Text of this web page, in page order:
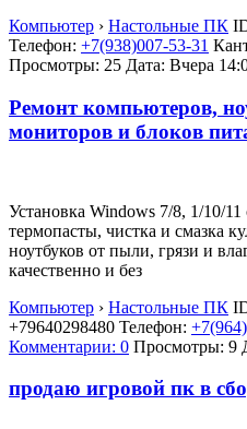
Компьютер › Настольные ПК
Телефон: +7(938)007-53-31
Просмотры: 25 Дата: Вчера
Ремонт компьютеров,
мониторов и блоков
Установка Windows 7/8, 1/10/
термопасты, чистка и смазка
ноутбуков от пыли, грязи и
качественно и без
Компьютер › Настольные ПК
+79640298480 Телефон:
Комментарии: 0 Просмотры: 9
продаю игровой пк в